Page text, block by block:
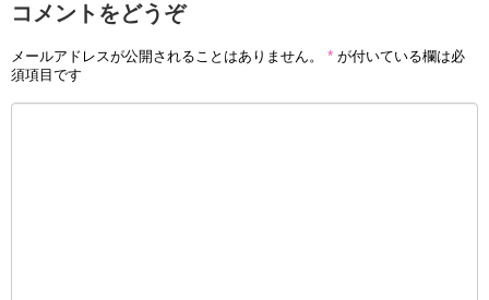
コメントをどうぞ
メールアドレスが公開されることはありません。 * が付いている欄は必
須項目です